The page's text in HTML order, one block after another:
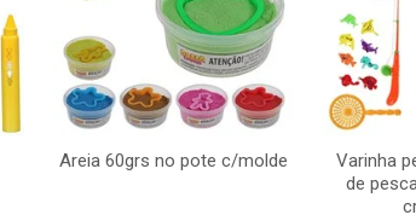
Areia 60grs no pote c/molde
Varinha
de